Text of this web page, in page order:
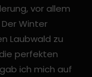
vor allem
Winter
Laubwald zu
perfekten
ich mich auf